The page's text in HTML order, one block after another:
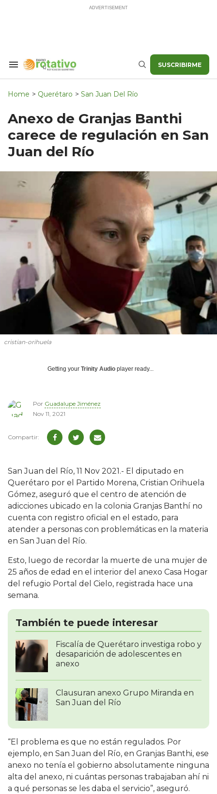
Search
Navigation
Buscar SUSCRIBIRME
Home > Querétaro > San Juan Del Río
Anexo de Granjas Banthi
carece de regulación en San
Juan del Río
cristian-orihuela
Getting your Trinity Audio player ready...
Por Guadalupe Jiménez
Nov 11, 2021
San Juan del Río, 11 Nov 2021.- El diputado en
Querétaro por el Partido Morena, Cristian Orihuela
Gómez, aseguró que el centro de atención de
adicciones ubicado en la colonia Granjas Banthí no
cuenta con registro oficial en el estado, para
atender a personas con problemáticas en la materia
en San Juan del Río.
Esto, luego de recordar la muerte de una mujer de
25 años de edad en el interior del anexo Casa Hogar
del refugio Portal del Cielo, registrada hace una
semana.
También te puede interesar
Fiscalía de Querétaro investiga robo y
desaparición de adolescentes en
anexo
Clausuran anexo Grupo Miranda en
San Juan del Río
“El problema es que no están regulados. Por
ejemplo, en San Juan del Río, en Granjas Banthi, ese
anexo no tenía el gobierno absolutamente ninguna
alta del anexo, ni cuántas personas trabajaban ahí ni
a qué personas se les daba el servicio”, aseguró.